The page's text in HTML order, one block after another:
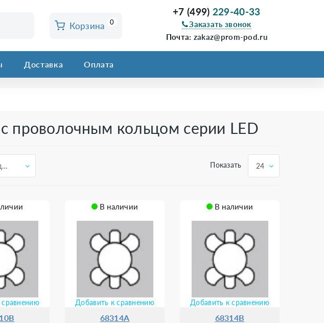
Корзина 0
+7 (499) 229-40-33
Заказать звонок
Почта: zakaz@prom-pod.ru
Доставка Оплата
проволочным кольцом серии LED
По названию товара, от А до Я Показать 24
В наличии
Добавить к сравнению
68314A
В наличии
Добавить к сравнению
68314B